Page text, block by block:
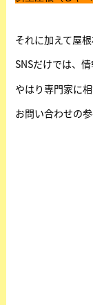
それに加えて屋
SNSだけでは、
やはり専門家に
お問い合わせの